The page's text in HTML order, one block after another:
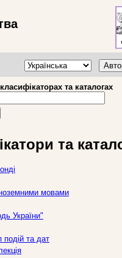
та каталогах
та
мовами
України"
подій та дат